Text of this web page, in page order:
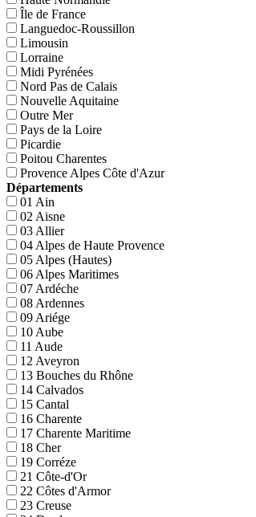
Île de France
Languedoc-Roussillon
Limousin
Lorraine
Midi Pyrénées
Nord Pas de Calais
Nouvelle Aquitaine
Outre Mer
Pays de la Loire
Picardie
Poitou Charentes
Provence Alpes Côte d'Azur
Départements
01 Ain
02 Aisne
03 Allier
04 Alpes de Haute Provence
05 Alpes (Hautes)
06 Alpes Maritimes
07 Ardéche
08 Ardennes
09 Ariége
10 Aube
11 Aude
12 Aveyron
13 Bouches du Rhône
14 Calvados
15 Cantal
16 Charente
17 Charente Maritime
18 Cher
19 Corréze
21 Côte-d'Or
22 Côtes d'Armor
23 Creuse